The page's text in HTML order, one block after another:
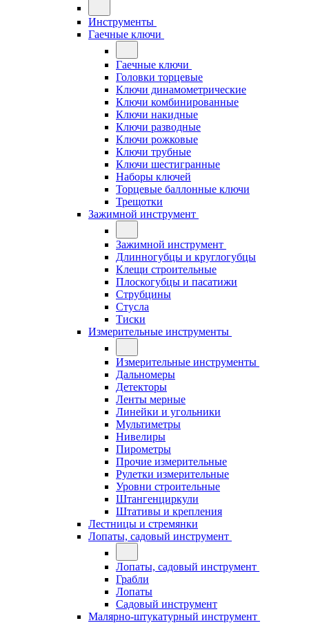
Инструменты
Гаечные ключи
Гаечные ключи
Головки торцевые
Ключи динамометрические
Ключи комбинированные
Ключи накидные
Ключи разводные
Ключи рожковые
Ключи трубные
Ключи шестигранные
Наборы ключей
Торцевые баллонные ключи
Трещотки
Зажимной инструмент
Зажимной инструмент
Длинногубцы и круглогубцы
Клещи строительные
Плоскогубцы и пасатижи
Струбцины
Стусла
Тиски
Измерительные инструменты
Измерительные инструменты
Дальномеры
Детекторы
Ленты мерные
Линейки и угольники
Мультиметры
Нивелиры
Пирометры
Прочие измерительные
Рулетки измерительные
Уровни строительные
Штангенциркули
Штативы и крепления
Лестницы и стремянки
Лопаты, садовый инструмент
Лопаты, садовый инструмент
Грабли
Лопаты
Садовый инструмент
Малярно-штукатурный инструмент